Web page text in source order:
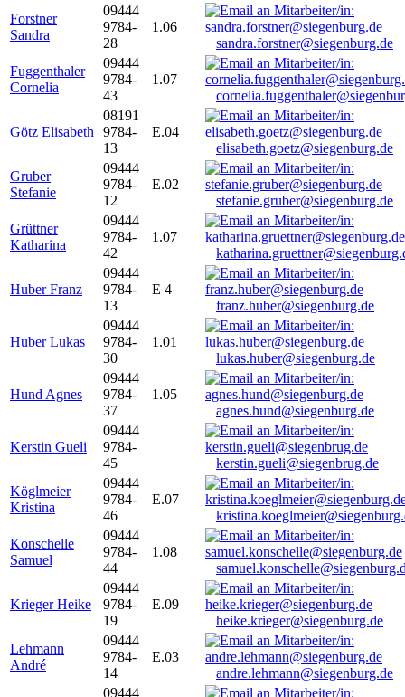
Forstner
Sandra
09444
9784-
28
1.06
sandra.forstner@siegenburg.de
Fuggenthaler
Cornelia
09444
9784-
43
1.07
Götz Elisabeth
08191
9784-
13
E.04
elisabeth.goetz@siegenburg.de
Gruber
Stefanie
09444
9784-
12
E.02
stefanie.gruber@siegenburg.de
Grüttner
Katharina
09444
9784-
42
1.07
Huber Franz
09444
9784-
13
E 4
franz.huber@siegenburg.de
Huber Lukas
09444
9784-
30
1.01
lukas.huber@siegenburg.de
Hund Agnes
09444
9784-
37
1.05
agnes.hund@siegenburg.de
Kerstin Gueli
09444
9784-
45
kerstin.gueli@siegenbrug.de
Köglmeier
Kristina
09444
9784-
46
E.07
Konschelle
Samuel
09444
9784-
44
1.08
Krieger Heike
09444
9784-
19
E.09
heike.krieger@siegenburg.de
Lehmann
André
09444
9784-
14
E.03
andre.lehmann@siegenburg.de
09444